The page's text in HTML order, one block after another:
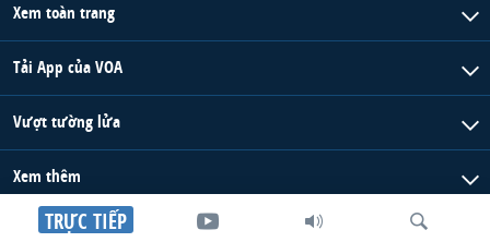
TRỰC TIẾP
Xem toàn trang
Tải App của VOA
Vượt tường lửa
Xem thêm